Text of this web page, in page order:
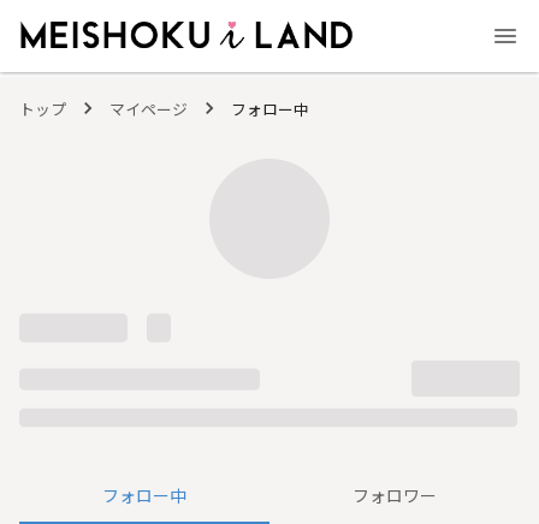
トップ マイページ フォロー中
フォロー中 フォロワー